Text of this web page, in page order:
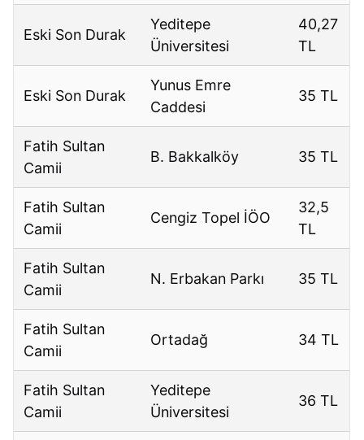
Eski Son Durak
Yeditepe
Üniversitesi
40,27
TL
Eski Son Durak
Yunus Emre
Caddesi
35 TL
Fatih Sultan
Camii
B. Bakkalköy 35 TL
Fatih Sultan
Camii
Cengiz Topel İÖO
32,5
TL
Fatih Sultan
Camii
N. Erbakan Parkı 35 TL
Fatih Sultan
Camii
Ortadağ 34 TL
Fatih Sultan
Camii
Yeditepe
Üniversitesi
36 TL